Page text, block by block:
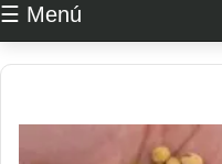
☰ Menú